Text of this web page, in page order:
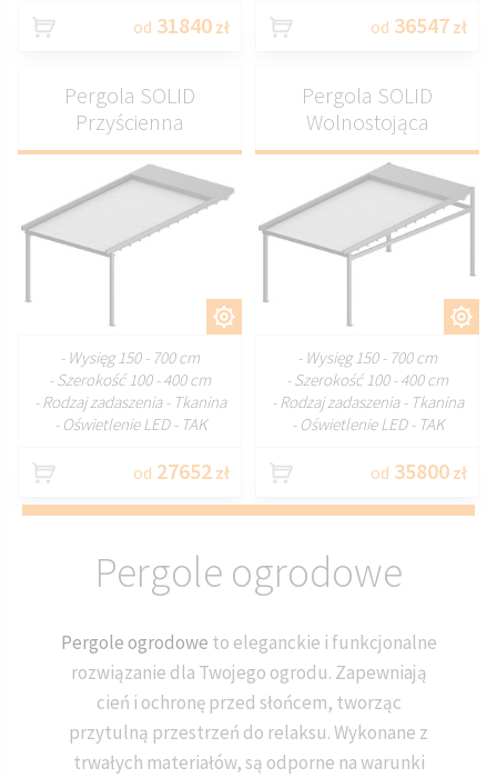
od 31840 zł od 36547 zł
Pergola SOLID
Przyścienna
- Wysięg 150 - 700 cm
- Szerokość 100 - 400 cm
- Rodzaj zadaszenia - Tkanina
- Oświetlenie LED - TAK
od 27652 zł
Pergola SOLID
Wolnostojąca
- Wysięg 150 - 700 cm
- Szerokość 100 - 400 cm
- Rodzaj zadaszenia - Tkanina
- Oświetlenie LED - TAK
od 35800 zł
Pergole ogrodowe
Pergole ogrodowe to eleganckie i funkcjonalne
rozwiązanie dla Twojego ogrodu. Zapewniają
cień i ochronę przed słońcem, tworząc
przytulną przestrzeń do relaksu. Wykonane z
trwałych materiałów, są odporne na warunki